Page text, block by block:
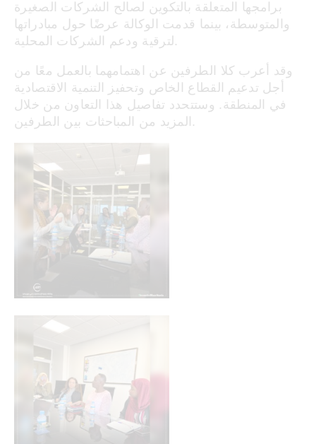
برامجها المتعلقة بالتكوين لصالح الشركات الصغيرة
والمتوسطة، بينما قدمت الوكالة عرضًا حول مبادراتها
لترقية ودعم الشركات المحلية.
وقد أعرب كلا الطرفين عن اهتمامهما بالعمل معًا من
أجل تدعيم القطاع الخاص وتحفيز التنمية الاقتصادية
في المنطقة. وستتحدد تفاصيل هذا التعاون من خلال
المزيد من المباحثات بين الطرفين.